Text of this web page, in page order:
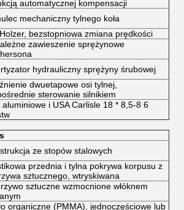
automatycznej kompensacji
mechaniczny tylnego koła
bezstopniowa zmiana prędkości
zawieszenie sprężynowe
hydrauliczny sprężyny śrubowej
dwuetapowe osi tylnej,
sterowanie silnikiem
aluminiowe i USA Carlisle 18 * 8,5-8 6
ze stopów stalowych
przednia i tylna pokrywa korpusu z
sztucznego, wtryskiwana
sztuczne wzmocnione włóknem
organiczne (PMMA), jednoczęściowe lub